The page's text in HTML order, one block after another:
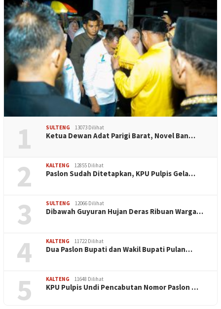
1 SULTENG 13073 Dilihat
Ketua Dewan Adat Parigi Barat, Novel Ban…
2 KALTENG 12855 Dilihat
Paslon Sudah Ditetapkan, KPU Pulpis Gela…
3 SULTENG 12066 Dilihat
Dibawah Guyuran Hujan Deras Ribuan Warga…
4 KALTENG 11722 Dilihat
Dua Paslon Bupati dan Wakil Bupati Pulan…
5 KALTENG 11648 Dilihat
KPU Pulpis Undi Pencabutan Nomor Paslon …